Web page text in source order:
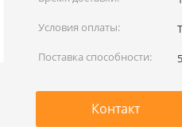
Условия оплаты:
Поставка способности:
Контакт